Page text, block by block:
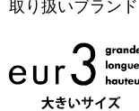
取り扱いブランド